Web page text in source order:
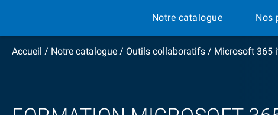
Notre catalogue Nos
Accueil / Notre catalogue / Outils collaboratifs / Microsoft 365